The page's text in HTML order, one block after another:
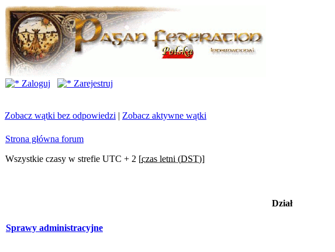
Zaloguj
Zarejestruj
Zobacz wątki bez odpowiedzi | Zobacz aktywne wątki
Strona główna forum
Wszystkie czasy w strefie UTC + 2 [czas letni (DST)]
Dział
Sprawy administracyjne